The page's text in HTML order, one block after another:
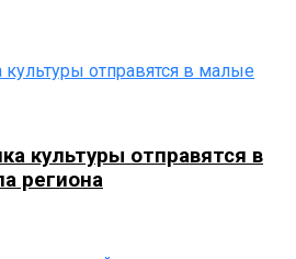
культуры отправятся в
региона